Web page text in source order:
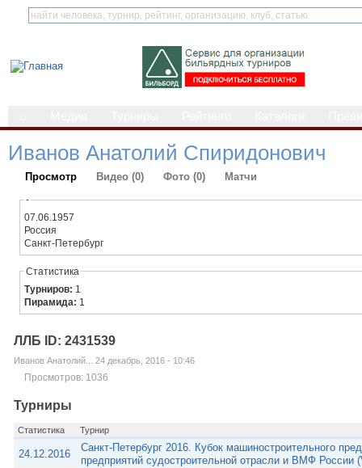
Иванов Анатолий Спиридонович
Просмотр Видео (0) Фото (0) Матчи
-
07.06.1957
Россия
Санкт-Петербург
Статистика
Турниров: 1
Пирамида: 1
ЛЛБ ID: 2431539
Иванов Анатолий... 24 декабрь, 2016 - 10:46
Просмотров: 1036
Турниры
Статистика Турнир
24.12.2016
Санкт-Петербург 2016. Кубок машиностроительного
предприятий судостроительной отрасли и ВМФ России